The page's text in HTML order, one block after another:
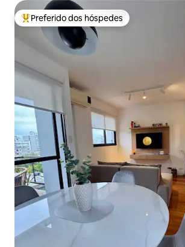
Entre os melhores preferidos dos hóspedes
Preferido dos hóspedes